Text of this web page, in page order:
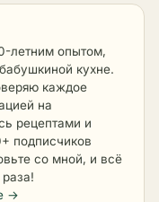
летним опытом,
кухне.
каждое
на
рецептами и
подписчиков
со мной, и всё
→